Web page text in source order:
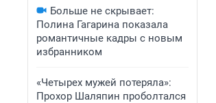
Больше не скрывает:
Полина Гагарина показала
романтичные кадры с новым
избранником
«Четырех мужей потеряла»:
Прохор Шаляпин проболтался